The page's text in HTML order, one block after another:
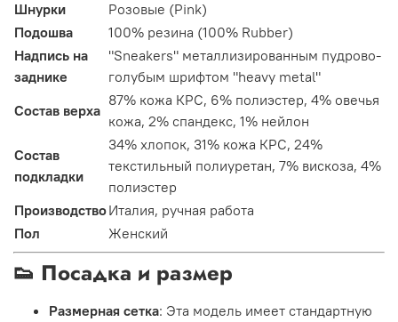
Шнурки
Розовые (Pink)
Подошва
100% резина (100% Rubber)
Надпись на
заднике
"Sneakers" металлизированным пудрово-
голубым шрифтом "heavy metal"
Состав верха
87% кожа КРС, 6% полиэстер, 4% овечья
кожа, 2% спандекс, 1% нейлон
Состав
подкладки
34% хлопок, 31% кожа КРС, 24%
текстильный полиуретан, 7% вискоза, 4%
полиэстер
ПроизводствоИталия, ручная работа
Пол
Женский
👟 Посадка и размер
Размерная сетка: Эта модель имеет стандартную